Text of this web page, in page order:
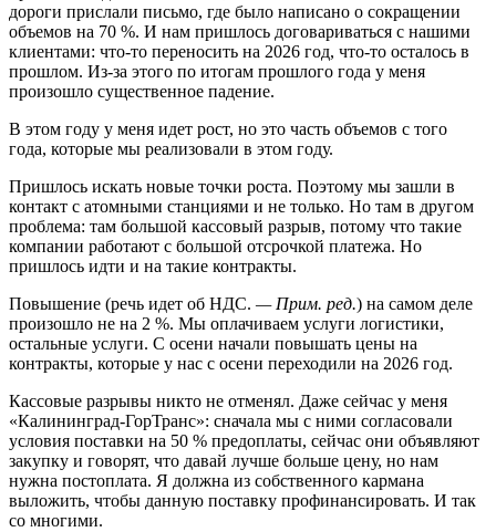
дороги прислали письмо, где было написано о сокращении
объемов на 70 %. И нам пришлось договариваться с нашими
клиентами: что-то переносить на 2026 год, что-то осталось в
прошлом. Из-за этого по итогам прошлого года у меня
произошло существенное падение.
В этом году у меня идет рост, но это часть объемов с того
года, которые мы реализовали в этом году.
Пришлось искать новые точки роста. Поэтому мы зашли в
контакт с атомными станциями и не только. Но там в другом
проблема: там большой кассовый разрыв, потому что такие
компании работают с большой отсрочкой платежа. Но
пришлось идти и на такие контракты.
Повышение (речь идет об НДС. — Прим. ред.) на самом деле
произошло не на 2 %. Мы оплачиваем услуги логистики,
остальные услуги. С осени начали повышать цены на
контракты, которые у нас с осени переходили на 2026 год.
Кассовые разрывы никто не отменял. Даже сейчас у меня
«Калининград-ГорТранс»: сначала мы с ними согласовали
условия поставки на 50 % предоплаты, сейчас они объявляют
закупку и говорят, что давай лучше больше цену, но нам
нужна постоплата. Я должна из собственного кармана
выложить, чтобы данную поставку профинансировать. И так
со многими.